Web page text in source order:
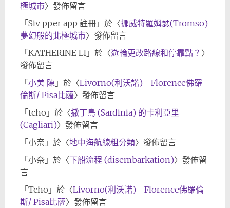
極城市〉發佈留言
「 Siv pper app 註冊」於〈挪威特羅姆瑟(Tromso)
夢幻般的北極城市〉發佈留言
「 KATHERINE LI」於〈遊輪更改路線和停靠點？ 〉
發佈留言
「 小美 陳」於〈Livorno(利沃諾)– Florence佛羅
倫斯/ Pisa比薩〉發佈留言
「 tcho 」於〈撒丁島 (Sardinia) 的卡利亞里
(Cagliari)〉發佈留言
「 小奈」於〈地中海航線粗分類〉發佈留言
「 小奈」於〈下船流程 (disembarkation)〉發佈留
言
「 Tcho 」於〈Livorno(利沃諾)– Florence佛羅倫
斯/ Pisa比薩〉發佈留言